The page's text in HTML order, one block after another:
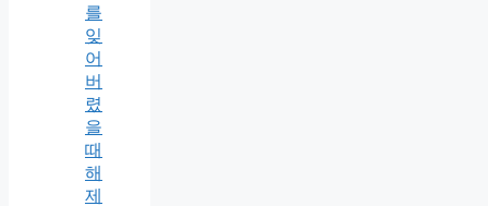
를
잊
어
버
렸
을
때
해
제